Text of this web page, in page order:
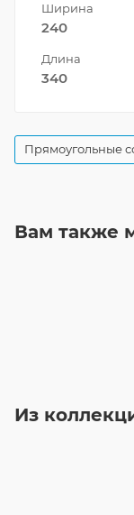
Ширина
240
Длина
340
Прямоугольные
Вам также
Из